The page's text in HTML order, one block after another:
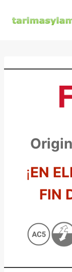
¡EN
FIN